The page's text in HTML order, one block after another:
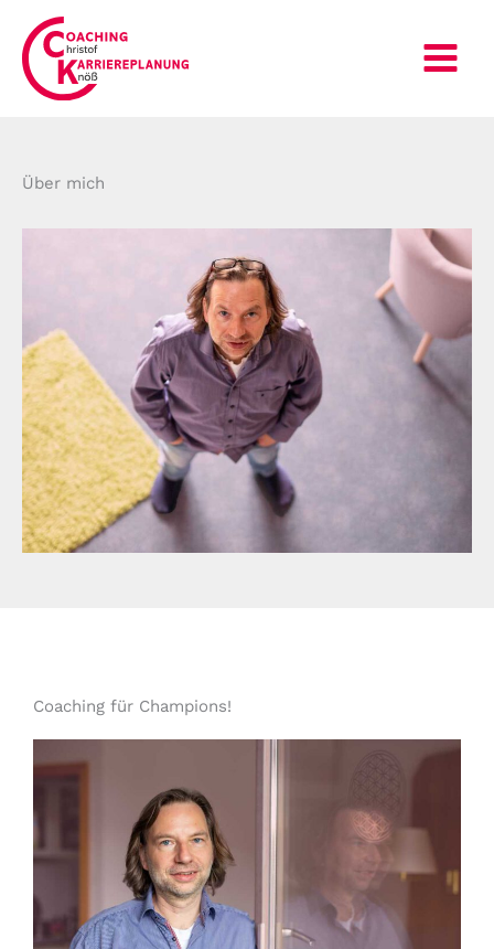
Inhalt
springen
Über mich
Coaching für Champions!